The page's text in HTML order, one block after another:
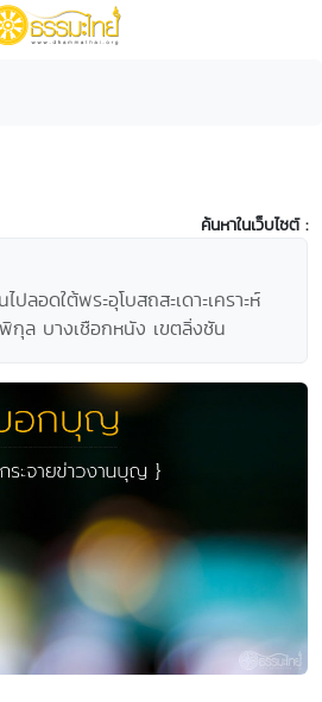
ค้นหาในเว็บไซต์ :
ลอดใต้พระอุโบสถสะเดาะเคราะห์
กุล บางเชือกหนัง เขตลิ่งชัน